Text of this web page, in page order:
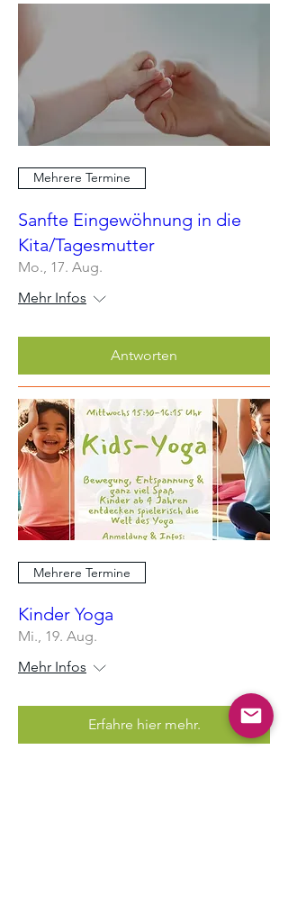
Mehrere Termine
Sanfte Eingewöhnung in die
Kita/Tagesmutter
Mo., 17. Aug.
Mehr Infos
Antworten
Mehrere Termine
Kinder Yoga
Mi., 19. Aug.
Mehr Infos
Erfahre hier mehr.